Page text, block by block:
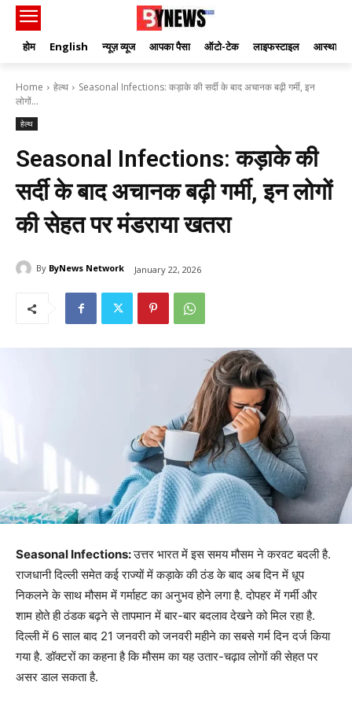
होम English न्यूज़ व्यूज आपका पैसा ऑटो-टेक लाइफस्टाइल आस्था
Home हेल्थ
Seasonal Infections: कड़ाके की सर्दी के बाद अचानक बढ़ी गर्मी, इन
लोगों...
हेल्थ
Seasonal Infections: कड़ाके की
सर्दी के बाद अचानक बढ़ी गर्मी, इन लोगों
की सेहत पर मंडराया खतरा
By ByNews Network January 22, 2026
Seasonal Infections:उत्तर भारत में इस समय मौसम ने करवट बदली है.
राजधानी दिल्ली समेत कई राज्यों में कड़ाके की ठंड के बाद अब दिन में धूप
निकलने के साथ मौसम में गर्माहट का अनुभव होने लगा है. दोपहर में गर्मी और
शाम होते ही ठंडक बढ़ने से तापमान में बार-बार बदलाव देखने को मिल रहा है.
दिल्ली में 6 साल बाद 21 जनवरी को जनवरी महीने का सबसे गर्म दिन दर्ज किया
गया है. डॉक्टरों का कहना है कि मौसम का यह उतार-चढ़ाव लोगों की सेहत पर
असर डाल सकता है.